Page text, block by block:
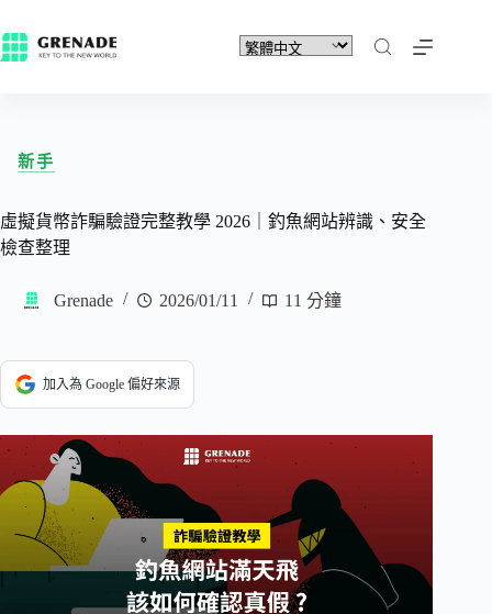
新手
虛擬貨幣詐騙驗證完整教學 2026｜釣魚網站辨識、安全
檢查整理
Grenade 2026/01/11 11 分鐘
加入為 Google 偏好來源